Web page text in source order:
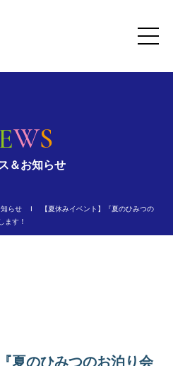
WS
＆お知らせ
知らせ Ι
【夏休みイベント】『夏のひみつの
ます！
夏のひみつのお泊り会